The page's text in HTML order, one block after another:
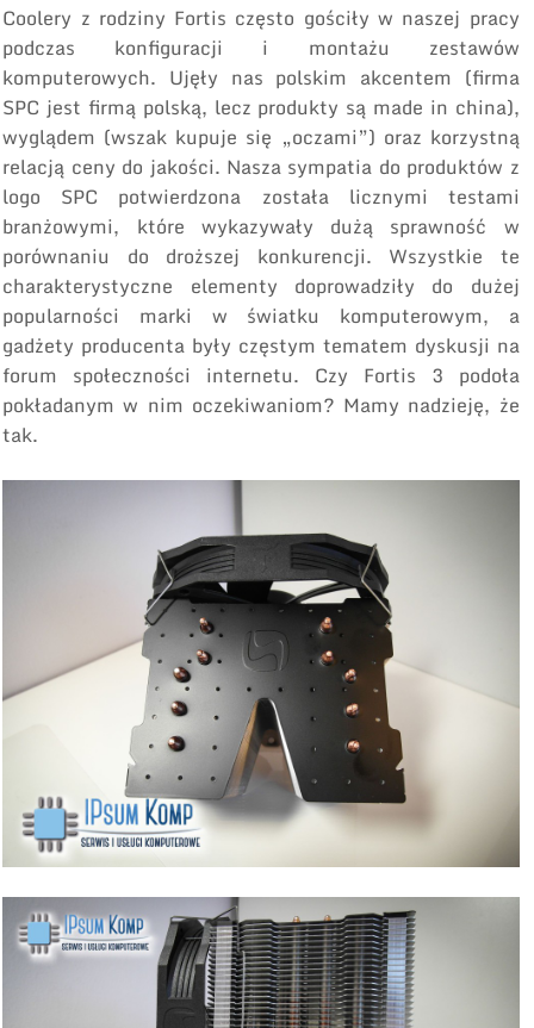
Coolery z rodziny Fortis często gościły w naszej pracy
podczas konfiguracji i montażu zestawów
komputerowych. Ujęły nas polskim akcentem (firma
SPC jest firmą polską, lecz produkty są made in china),
wyglądem (wszak kupuje się „oczami”) oraz korzystną
relacją ceny do jakości. Nasza sympatia do produktów z
logo SPC potwierdzona została licznymi testami
branżowymi, które wykazywały dużą sprawność w
porównaniu do droższej konkurencji. Wszystkie te
charakterystyczne elementy doprowadziły do dużej
popularności marki w światku komputerowym, a
gadżety producenta były częstym tematem dyskusji na
forum społeczności internetu. Czy Fortis 3 podoła
pokładanym w nim oczekiwaniom? Mamy nadzieję, że
tak.